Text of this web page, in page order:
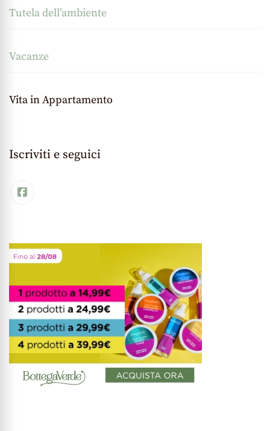
Tutela dell’ambiente
Vacanze
Vita in Appartamento
Iscriviti e seguici